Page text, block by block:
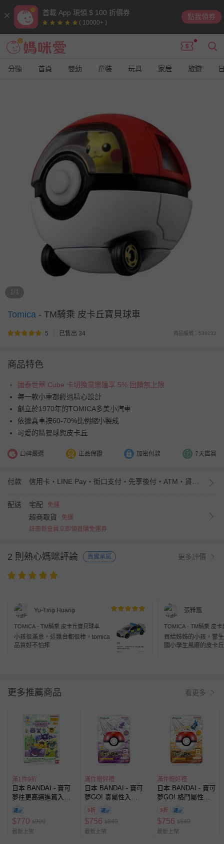
首載 App 現領 $ 100 折價券
( 10000+ )
點我領券
分類 首頁 嬰幼 童裝 玩具 家居 旅遊
1/1
Tomica - TM騎乘 皮卡丘寶貝球車
5 已售出 34 商品編號：539232
商品特色
國泰世華 Cube 卡切換童樂匯享 5% 回饋無上限
每一款小車都經過精心設計
創立於1970年的TOMICA多美小汽車
依據真車按60-70%比例縮小製成
可愛的精靈球與皮卡丘
口碑嚴選 正品保證 加密付款 7天鑑賞
付款
配送 宅配 免運
超商取貨
免運
註冊新會員立即領首購免運券
2 則熱心媽咪評論 真實承諾 更多評價
Yu-Ting Huang
TOMICA - TM騎乘 皮卡丘寶貝球車
小孩很滿意，這幾台都很棒，tomica
品質好不怕摔
張雅嵐
TOMICA - TM騎乘 皮卡
買給姊姊的小孩，當
國小學生風靡的皮卡丘
更多推薦商品 看更多
滿1件9折
日本 BANDAI - 寶可
夢往更高邁進篇入浴
球 (泡澡球)(限量)-5
入組(隨機出貨)
$770 $900
最新上架
滿件贈好禮
日本 BANDAI - 寶可
夢GO! 毒屬性入浴
球(泡澡球)(限量)-3
入組(隨機出貨)
9折
$756 $840
最新上架
滿件贈好禮
日本 BANDAI - 寶可
夢GO! 格鬥屬性入
浴球(泡澡球)(限
量)-3入組(隨機出貨)
9折
$756 $840
最新上架